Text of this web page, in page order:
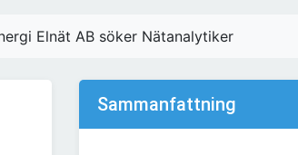
Elnät AB söker Nätanalytiker
Sammanfattning